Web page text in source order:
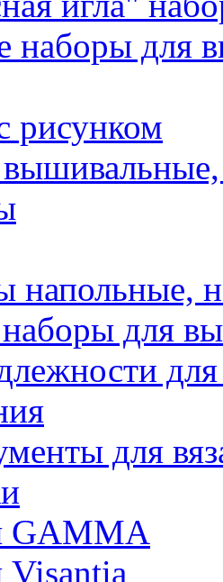
наборы для
рисунком
напольные,
для
для
GAMMA